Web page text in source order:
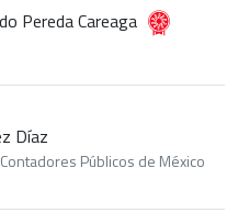
Pereda Careaga
Díaz
Públicos de México